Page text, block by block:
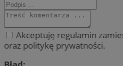
Akceptuję regulamin
oraz politykę prywatności.